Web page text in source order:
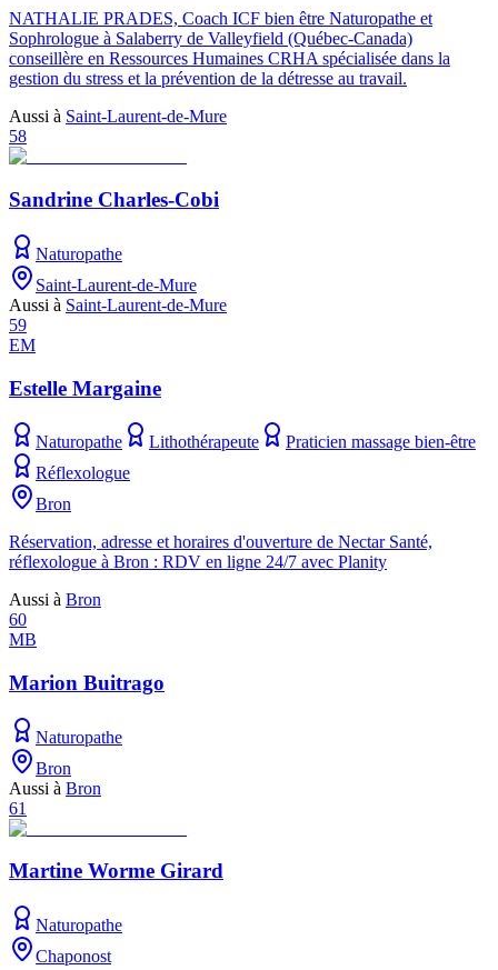
NATHALIE PRADES, Coach ICF bien être Naturopathe et
Sophrologue à Salaberry de Valleyfield (Québec-Canada)
conseillère en Ressources Humaines CRHA spécialisée dans la
gestion du stress et la prévention de la détresse au travail.
Aussi à Saint-Laurent-de-Mure
58
Sandrine Charles-Cobi
Naturopathe
Saint-Laurent-de-Mure
Aussi à Saint-Laurent-de-Mure
59
EM
Estelle Margaine
Naturopathe Lithothérapeute
Praticien massage bien-être
Réflexologue
Bron
Réservation, adresse et horaires d'ouverture de Nectar Santé,
réflexologue à Bron : RDV en ligne 24/7 avec Planity
Aussi à Bron
60
MB
Marion Buitrago
Naturopathe
Bron
Aussi à Bron
61
Martine Worme Girard
Naturopathe
Chaponost